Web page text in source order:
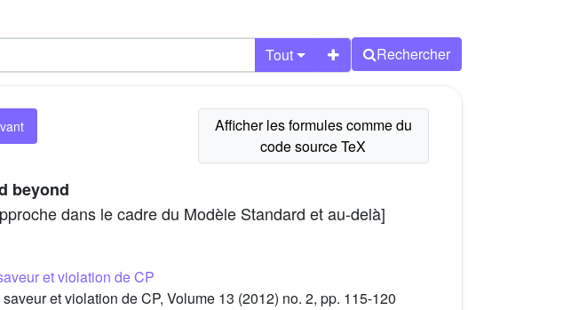
Tout Rechercher
beyond
dans le cadre du Modèle Standard et au-delà]
et violation de CP
et violation de CP, Volume 13 (2012) no. 2, pp. 115-120